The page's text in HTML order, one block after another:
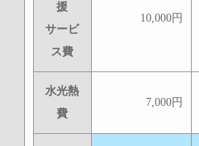
援
サービ
ス費
10,000円
水光熱
費
7,000円